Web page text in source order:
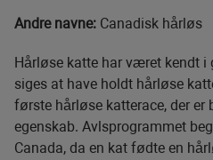
Andre navne: Canadisk hårløs
Hårløse katte har været kendt i
siges at have holdt hårløse
første hårløse katterace, der er
egenskab. Avlsprogrammet
Canada, da en kat fødte en